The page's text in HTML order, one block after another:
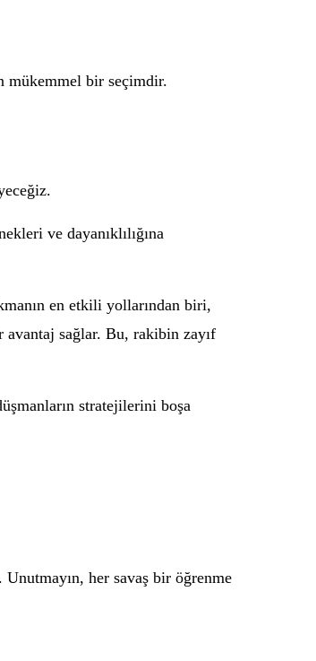
mükemmel bir seçimdir.
ve dayanıklılığına
en etkili yollarından biri,
avantaj sağlar. Bu, rakibin zayıf
stratejilerini boşa
her savaş bir öğrenme